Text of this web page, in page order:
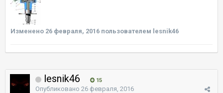
Изменено 26 февраля, 2016 пользователем lesnik46
lesnik46 15
Опубликовано 26 февраля, 2016